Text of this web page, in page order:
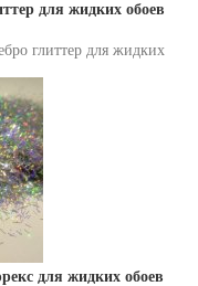
для жидких обоев
глиттер для жидких
для жидких обоев